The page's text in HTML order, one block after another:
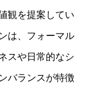
観を提案してい
は、フォーマル
スや日常的なシ
バランスが特徴